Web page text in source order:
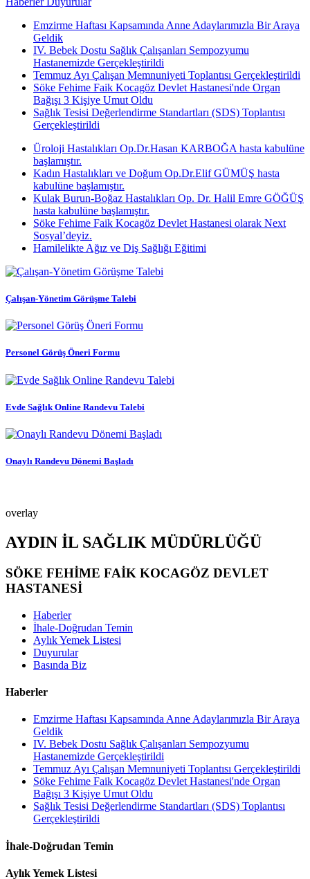
Emzirme Haftası Kapsamında Anne Adaylarımızla Bir Araya
Geldik
IV. Bebek Dostu Sağlık Çalışanları Sempozyumu
Hastanemizde Gerçekleştirildi
Temmuz Ayı Çalışan Memnuniyeti Toplantısı Gerçekleştirildi
Söke Fehime Faik Kocagöz Devlet Hastanesi'nde Organ
Bağışı 3 Kişiye Umut Oldu
Sağlık Tesisi Değerlendirme Standartları (SDS) Toplantısı
Gerçekleştirildi
Üroloji Hastalıkları Op.Dr.Hasan KARBOĞA hasta kabulüne
başlamıştır.
Kadın Hastalıkları ve Doğum Op.Dr.Elif GÜMÜŞ hasta
kabulüne başlamıştır.
Kulak Burun-Boğaz Hastalıkları Op. Dr. Halil Emre GÖĞÜŞ
hasta kabulüne başlamıştır.
Söke Fehime Faik Kocagöz Devlet Hastanesi olarak Next
Sosyal’deyiz.
Hamilelikte Ağız ve Diş Sağlığı Eğitimi
Çalışan-Yönetim Görüşme Talebi
Personel Görüş Öneri Formu
Evde Sağlık Online Randevu Talebi
Onaylı Randevu Dönemi Başladı
overlay
AYDIN İL SAĞLIK MÜDÜRLÜĞÜ
SÖKE FEHİME FAİK KOCAGÖZ DEVLET
HASTANESİ
Haberler
İhale-Doğrudan Temin
Aylık Yemek Listesi
Duyurular
Basında Biz
Haberler
Emzirme Haftası Kapsamında Anne Adaylarımızla Bir Araya
Geldik
IV. Bebek Dostu Sağlık Çalışanları Sempozyumu
Hastanemizde Gerçekleştirildi
Temmuz Ayı Çalışan Memnuniyeti Toplantısı Gerçekleştirildi
Söke Fehime Faik Kocagöz Devlet Hastanesi'nde Organ
Bağışı 3 Kişiye Umut Oldu
Sağlık Tesisi Değerlendirme Standartları (SDS) Toplantısı
Gerçekleştirildi
İhale-Doğrudan Temin
Aylık Yemek Listesi